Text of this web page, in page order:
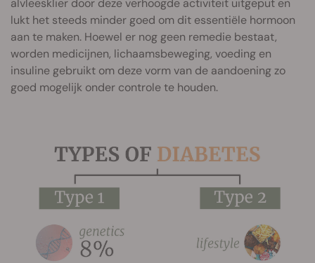
alvleesklier door deze verhoogde activiteit uitgeput en
lukt het steeds minder goed om dit essentiële hormoon
aan te maken. Hoewel er nog geen remedie bestaat,
worden medicijnen, lichaamsbeweging, voeding en
insuline gebruikt om deze vorm van de aandoening zo
goed mogelijk onder controle te houden.